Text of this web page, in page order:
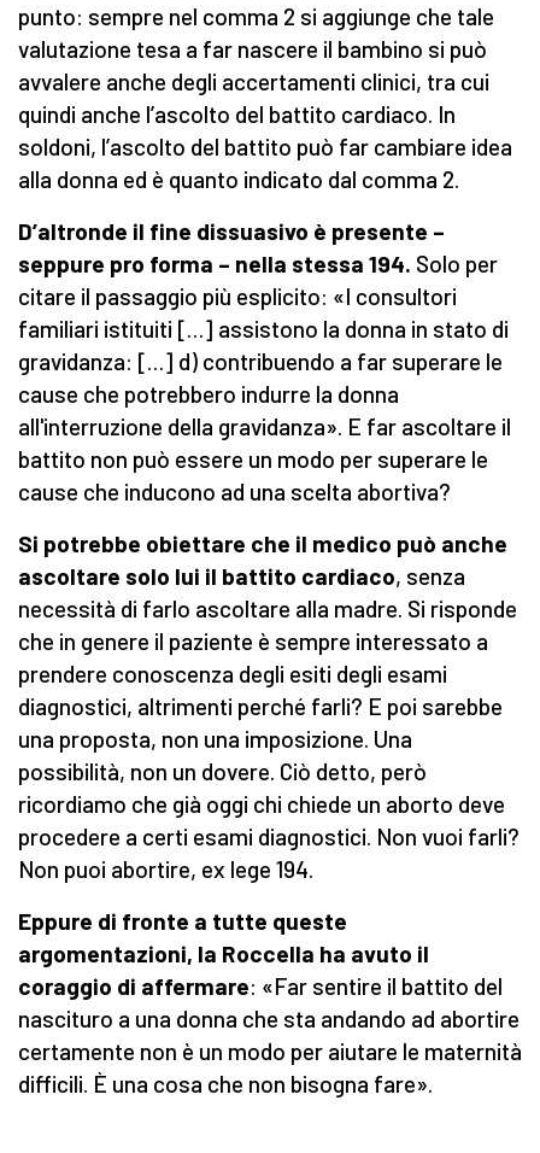
punto: sempre nel comma 2 si aggiunge che tale
valutazione tesa a far nascere il bambino si può
avvalere anche degli accertamenti clinici, tra cui
quindi anche l’ascolto del battito cardiaco. In
soldoni, l’ascolto del battito può far cambiare idea
alla donna ed è quanto indicato dal comma 2.
D’altronde il fine dissuasivo è presente –
seppure pro forma – nella stessa 194. Solo per
citare il passaggio più esplicito: «I consultori
familiari istituiti […] assistono la donna in stato di
gravidanza: […] d) contribuendo a far superare le
cause che potrebbero indurre la donna
all'interruzione della gravidanza». E far ascoltare il
battito non può essere un modo per superare le
cause che inducono ad una scelta abortiva?
Si potrebbe obiettare che il medico può anche
ascoltare solo lui il battito cardiaco, senza
necessità di farlo ascoltare alla madre. Si risponde
che in genere il paziente è sempre interessato a
prendere conoscenza degli esiti degli esami
diagnostici, altrimenti perché farli? E poi sarebbe
una proposta, non una imposizione. Una
possibilità, non un dovere. Ciò detto, però
ricordiamo che già oggi chi chiede un aborto deve
procedere a certi esami diagnostici. Non vuoi farli?
Non puoi abortire, ex lege 194.
Eppure di fronte a tutte queste
argomentazioni, la Roccella ha avuto il
coraggio di affermare: «Far sentire il battito del
nascituro a una donna che sta andando ad abortire
certamente non è un modo per aiutare le maternità
difficili. È una cosa che non bisogna fare».